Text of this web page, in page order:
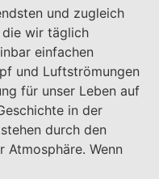
und zugleich
die wir täglich
einfachen
und Luftströmungen
für unser Leben auf
in der
durch den
Wenn